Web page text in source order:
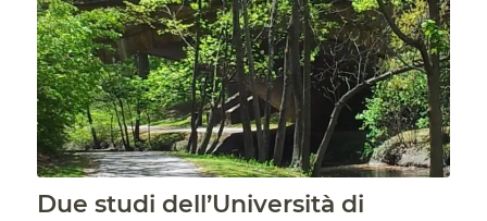
Due studi dell’Università di